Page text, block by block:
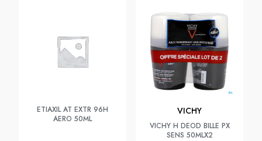
ETIAXIL AT EXTR 96H
AERO 50ML
VICHY
VICHY H DEOD BILLE PX
SENS 50MLX2